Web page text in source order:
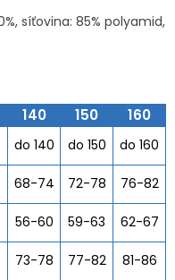
síťovina: 85% polyamid,
140 150 160
do 140 do 150
do 160
68-74 72-78
76-82
56-60 59-63
62-67
73-78 77-82 81-86